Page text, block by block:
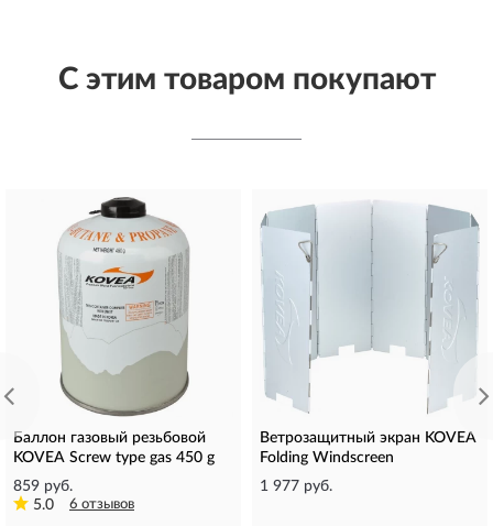
С этим товаром покупают
Баллон газовый резьбовой
KOVEA Screw type gas 450 g
859 руб.
5.0
6 отзывов
Ветрозащитный экран KOVEA
Folding Windscreen
1 977 руб.